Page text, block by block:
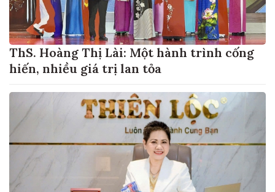
ThS. Hoàng Thị Lài: Một hành trình cống
hiến, nhiều giá trị lan tỏa